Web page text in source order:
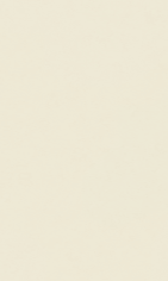
для многих его